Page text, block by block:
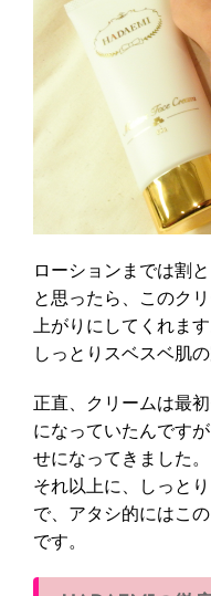
ローションまでは割
と思ったら、このク
上がりにしてくれます
しっとりスベスベ肌
正直、クリームは最
になっていたんです
せになってきました。
それ以上に、しっと
で、アタシ的にはこ
です。